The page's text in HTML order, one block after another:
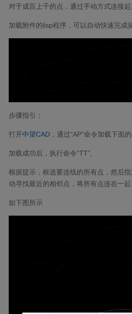
对于成百上千的点，通过手动方式连接起
加载附件的lisp程序，可以自动快速完成
步骤指引：
打开中望CAD，通过“AP”命令加载下面的
加载成功后，执行命令“TT”,
根据提示，框选要连线的所有点，然后
动寻找最近的相邻点，将所有点连在一起
如下图所示